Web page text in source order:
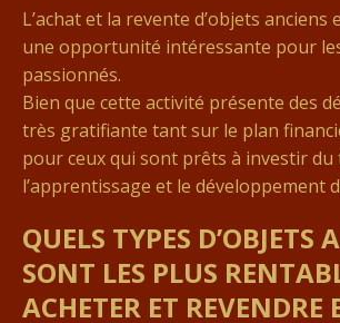
L’achat et la revente d’objets
une opportunité intéressante pour
passionnés.
Bien que cette activité présente des
très gratifiante tant sur le plan
pour ceux qui sont prêts à investir du
l’apprentissage et le développement
QUELS TYPES D’OBJETS
SONT LES PLUS
ACHETER ET REVENDRE